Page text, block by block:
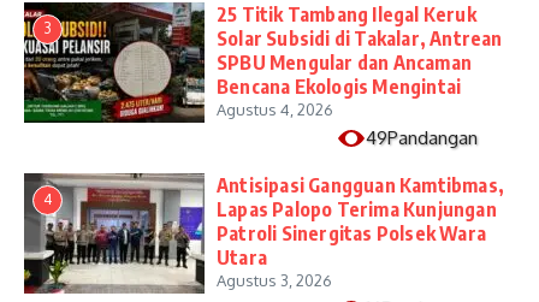
3
25 Titik Tambang Ilegal Keruk
Solar Subsidi di Takalar, Antrean
SPBU Mengular dan Ancaman
Bencana Ekologis Mengintai
Agustus 4, 2026
49Pandangan
4
Antisipasi Gangguan Kamtibmas,
Lapas Palopo Terima Kunjungan
Patroli Sinergitas Polsek Wara
Utara
Agustus 3, 2026